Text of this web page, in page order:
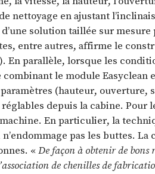
nettoyage en ajustant
d’une solution taillée sur
entre autres, affirme le
En parallèle, lorsque les
le module Easyclean
(hauteur, ouverture,
depuis la cabine. Pour
En particulier, la
pas les buttes. La
«De façon à obtenir de
de chenilles de